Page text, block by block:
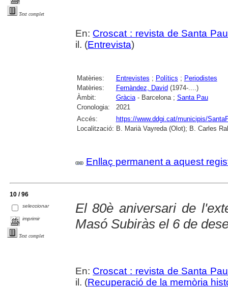
Text complet
En: Croscat : revista de Santa Pau
il. (Entrevista)
Matèries: Entrevistes ; Polítics ; Periodistes
Matèries:
Fernàndez, David (1974-....)
Àmbit:
Gràcia- Barcelona ; Santa Pau
Cronologia:
2021
Accés:
https://www.ddgi.cat/municipis/
Localització: B. Marià Vayreda (Olot); B. Carles
Enllaç permanent a aquest
10 / 96
seleccionar
imprimir
Text complet
El 80è aniversari de
Masó Subiràs el 6 de
En: Croscat : revista de Santa Pau
il. (Recuperació de la memòria